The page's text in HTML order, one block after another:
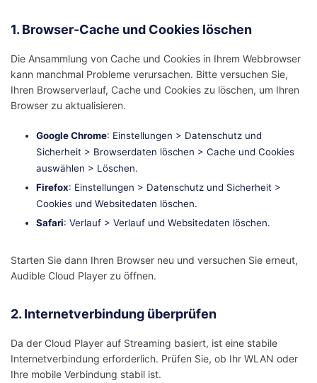
1. Browser-Cache und Cookies löschen
Die Ansammlung von Cache und Cookies in Ihrem Webbrowser
kann manchmal Probleme verursachen. Bitte versuchen Sie,
Ihren Browserverlauf, Cache und Cookies zu löschen, um Ihren
Browser zu aktualisieren.
Google Chrome: Einstellungen > Datenschutz und
Sicherheit > Browserdaten löschen > Cache und Cookies
auswählen > Löschen.
Firefox: Einstellungen > Datenschutz und Sicherheit >
Cookies und Websitedaten löschen.
Safari: Verlauf > Verlauf und Websitedaten löschen.
Starten Sie dann Ihren Browser neu und versuchen Sie erneut,
Audible Cloud Player zu öffnen.
2. Internetverbindung überprüfen
Da der Cloud Player auf Streaming basiert, ist eine stabile
Internetverbindung erforderlich. Prüfen Sie, ob Ihr WLAN oder
Ihre mobile Verbindung stabil ist.